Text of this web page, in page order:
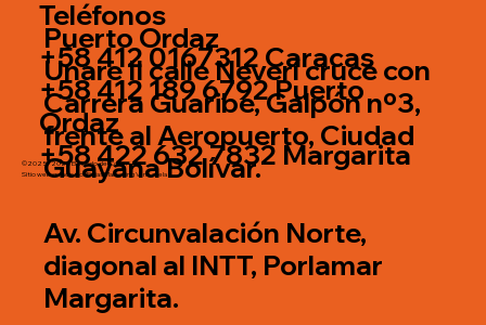
Puerto Ordaz
Unare II calle Neverí cruce con
Carrera Guaribe, Galpón nº3,
frente al Aeropuerto, Ciudad
Guayana Bolívar.
Av. Circunvalación Norte,
diagonal al INTT, Porlamar
Margarita.
©2025 - 2026 El Mundo del Color.
Sitio web creado porFidias Marketing Venezuela
Teléfonos
+58 412 0167312 Caracas
+58 412 189 6792 Puerto
Ordaz
+58 422 632 7832 Margarita